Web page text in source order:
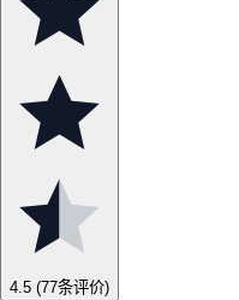
4.5 (77条评价)